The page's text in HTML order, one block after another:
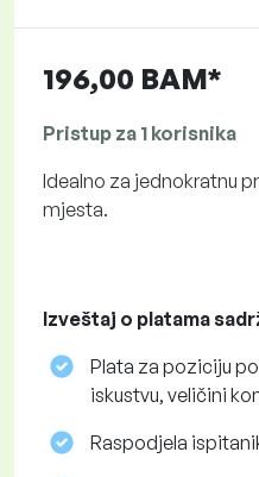
196,00 BAM*
Pristup za 1 korisnika
Idealno za jednokratnu
mjesta.
Izveštaj o platama
Plata za poziciju
iskustvu, veličini
Raspodjela